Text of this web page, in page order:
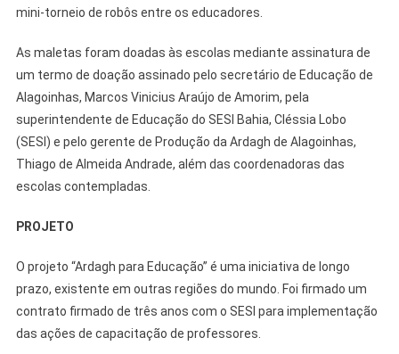
mini-torneio de robôs entre os educadores.
As maletas foram doadas às escolas mediante assinatura de
um termo de doação assinado pelo secretário de Educação de
Alagoinhas, Marcos Vinicius Araújo de Amorim, pela
superintendente de Educação do SESI Bahia, Cléssia Lobo
(SESI) e pelo gerente de Produção da Ardagh de Alagoinhas,
Thiago de Almeida Andrade, além das coordenadoras das
escolas contempladas.
PROJETO
O projeto “Ardagh para Educação” é uma iniciativa de longo
prazo, existente em outras regiões do mundo. Foi firmado um
contrato firmado de três anos com o SESI para implementação
das ações de capacitação de professores.